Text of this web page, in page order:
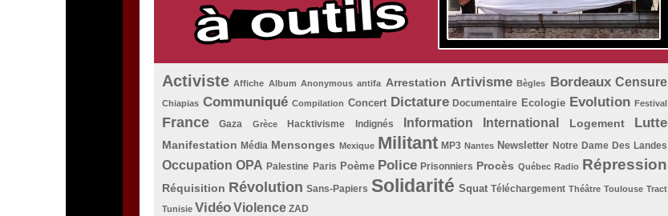
Activiste Affiche Album Anonymous antifa Arrestation Artivisme Bègles Bordeaux Censure
Chiapias Communiqué Compilation Concert Dictature Documentaire Ecologie Evolution Festival
France Gaza Grèce Hacktivisme Indignés Information International Logement Lutte
Manifestation Média Mensonges Mexique Militant MP3 Nantes Newsletter Notre Dame Des Landes
Occupation OPA Palestine Paris Poème Police Prisonniers Procès Québec Radio Répression
Réquisition Révolution Sans-Papiers Solidarité Squat Téléchargement Théâtre Toulouse Tract
Tunisie VidéoViolence ZAD